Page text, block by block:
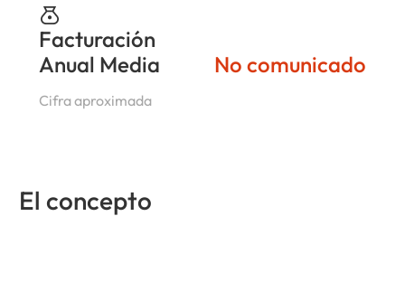
Facturación
Anual Media
Cifra aproximada
No comunicado
El concepto